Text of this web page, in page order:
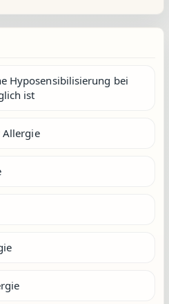
Hyposensibilisierung bei
ist
Allergie